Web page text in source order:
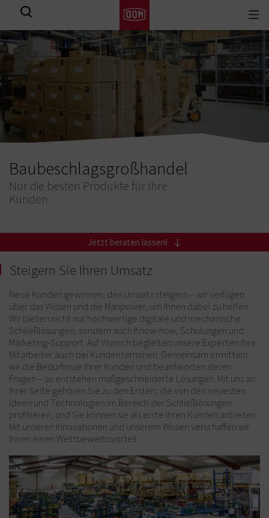
Baubeschlagsgroßhandel
Nur die besten Produkte für Ihre
Kunden
Jetzt beraten lassen!
Steigern Sie Ihren Umsatz
Neue Kunden gewinnen, den Umsatz steigern – wir verfügen
über das Wissen und die Manpower, um Ihnen dabei zu helfen.
Wir bieten nicht nur hochwertige digitale und mechanische
Schließlösungen, sondern auch Know-how, Schulungen und
Marketing-Support. Auf Wunsch begleiten unsere Experten Ihre
Mitarbeiter auch bei Kundenterminen. Gemeinsam ermitteln
wir die Bedürfnisse Ihrer Kunden und beantworten deren
Fragen – so entstehen maßgeschneiderte Lösungen. Mit uns an
Ihrer Seite gehören Sie zu den Ersten, die von den neuesten
Ideen und Technologien im Bereich der Schließlösungen
profitieren, und Sie können sie als erste Ihren Kunden anbieten.
Mit unseren Innovationen und unserem Wissen verschaffen wir
Ihnen einen Wettbewerbsvorteil.